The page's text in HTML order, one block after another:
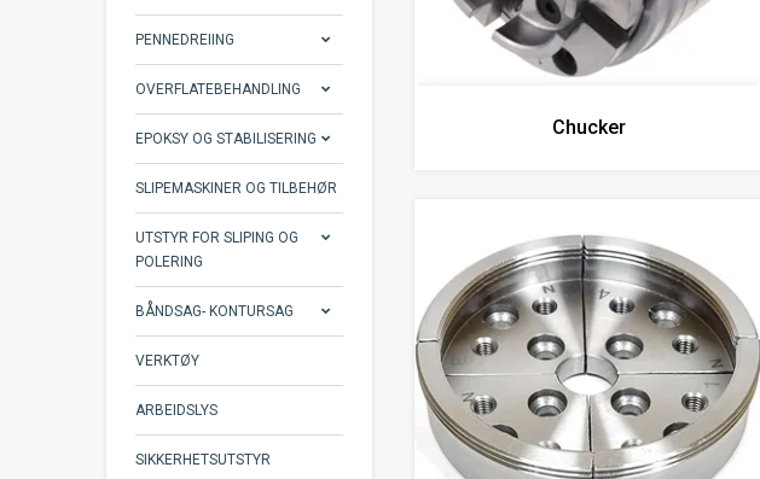
PENNEDREIING
OVERFLATEBEHANDLING
EPOKSY OG STABILISERING
SLIPEMASKINER OG TILBEHØR
UTSTYR FOR SLIPING OG
POLERING
BÅNDSAG- KONTURSAG
VERKTØY
ARBEIDSLYS
SIKKERHETSUTSTYR
Chucker